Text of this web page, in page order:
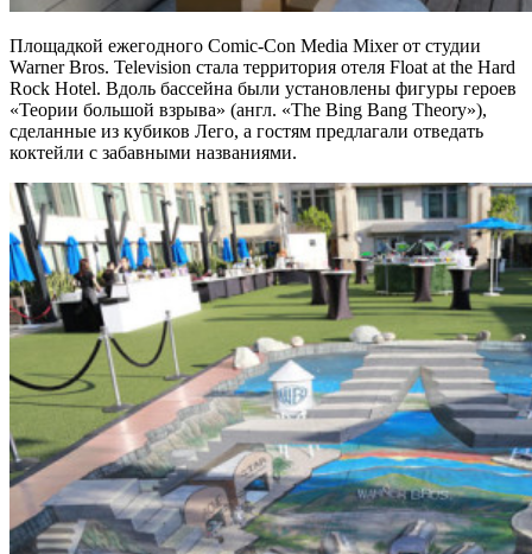
Площадкой ежегодного Comic-Con Media Mixer от студии
Warner Bros. Television стала территория отеля Float at the Hard
Rock Hotel. Вдоль бассейна были установлены фигуры героев
«Теории большой взрыва» (англ. «The Bing Bang Theory»),
сделанные из кубиков Лего, а гостям предлагали отведать
коктейли с забавными названиями.